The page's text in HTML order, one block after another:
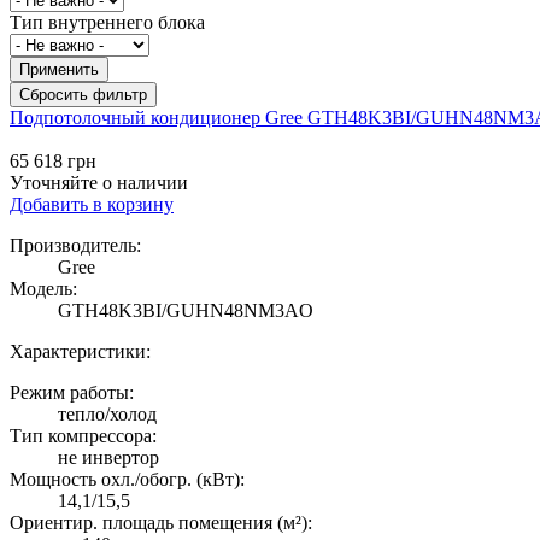
Тип внутреннего блока
Подпотолочный кондиционер Gree GTH48K3BI/
65 618 грн
Уточняйте о наличии
Добавить в корзину
Производитель:
Gree
Модель:
GTH48K3BI/GUHN48NM3AO
Характеристики:
Режим работы:
тепло/холод
Тип компрессора:
не инвертор
Мощность охл./обогр. (кВт):
14,1/15,5
Ориентир. площадь помещения (м²):